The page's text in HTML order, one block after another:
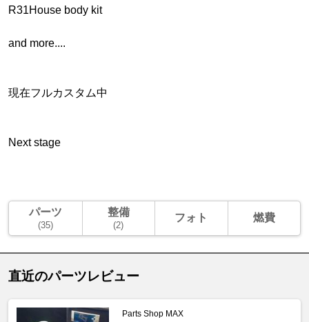
R31House body kit
and more....
現在フルカスタム中
Next stage
パーツ
(35)
整備
(2)
フォト 燃費
直近のパーツレビュー
Parts Shop MAX